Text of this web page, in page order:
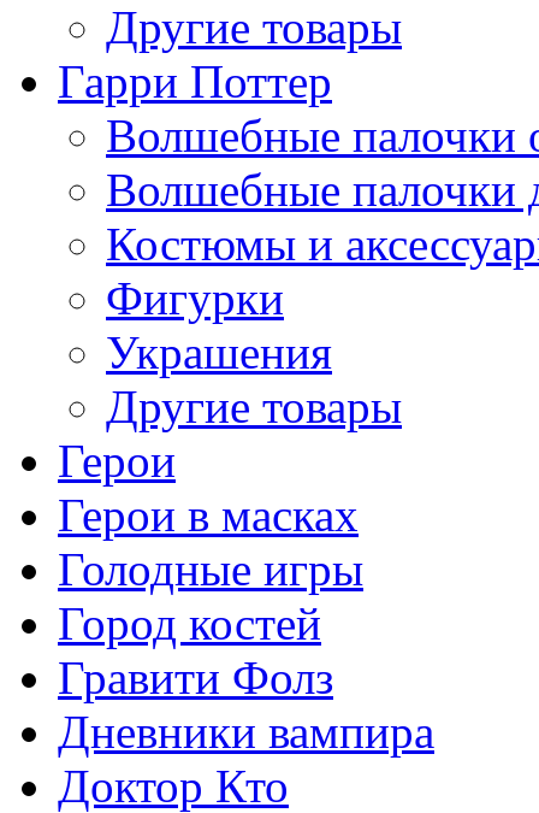
Другие товары
Гарри Поттер
Волшебные палочки
Волшебные палочки
Костюмы и
Фигурки
Украшения
Другие товары
Герои
Герои в масках
Голодные игры
Город костей
Гравити Фолз
Дневники вампира
Доктор Кто